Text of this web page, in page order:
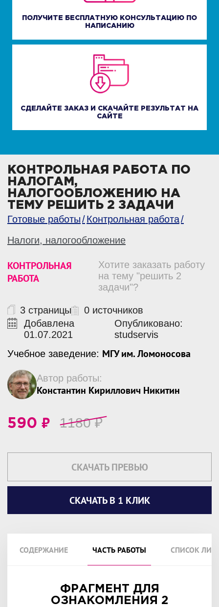
ПОЛУЧИТЕ БЕСПЛАТНУЮ КОНСУЛЬТАЦИЮ ПО
НАПИСАНИЮ
СДЕЛАЙТЕ ЗАКАЗ И СКАЧАЙТЕ РЕЗУЛЬТАТ НА
САЙТЕ
КОНТРОЛЬНАЯ РАБОТА ПО
НАЛОГАМ,
НАЛОГООБЛОЖЕНИЮ НА
ТЕМУ РЕШИТЬ 2 ЗАДАЧИ
Готовые работы
Контрольная работа
Налоги, налогообложение
КОНТРОЛЬНАЯ
РАБОТА
Хотите заказать работу
на тему "решить 2
задачи"?
3 страницы
0 источников
Добавлена
01.07.2021
Опубликовано:
studservis
Учебное заведение: МГУ им. Ломоносова
Автор работы:
Константин Кириллович Никитин
590 ₽ 1180₽
СКАЧАТЬ ПРЕВЬЮ
СКАЧАТЬ В 1 КЛИК
СОДЕРЖАНИЕ ЧАСТЬ РАБОТЫ СПИСОК
ФРАГМЕНТ ДЛЯ
ОЗНАКОМЛЕНИЯ 2